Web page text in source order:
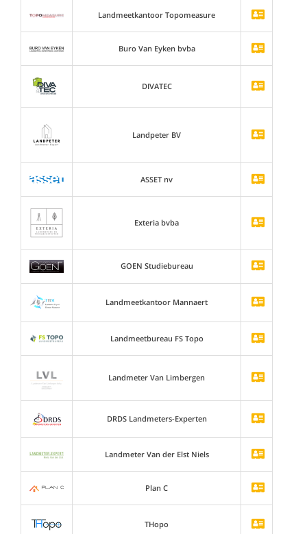
Landmeetkantoor Topomeasure
Buro Van Eyken bvba
DIVATEC
Landpeter BV
ASSET nv
Exteria bvba
GOEN Studiebureau
Landmeetkantoor Mannaert
Landmeetbureau FS Topo
Landmeter Van Limbergen
DRDS Landmeters-Experten
Landmeter Van der Elst Niels
Plan C
THopo